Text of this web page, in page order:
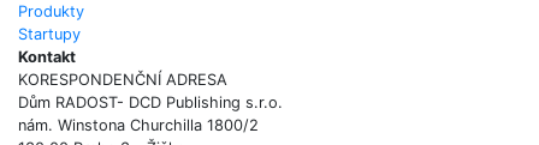
Produkty
Startupy
Kontakt
KORESPONDENČNÍ ADRESA
Dům RADOST- DCD Publishing s.r.o.
nám. Winstona Churchilla 1800/2